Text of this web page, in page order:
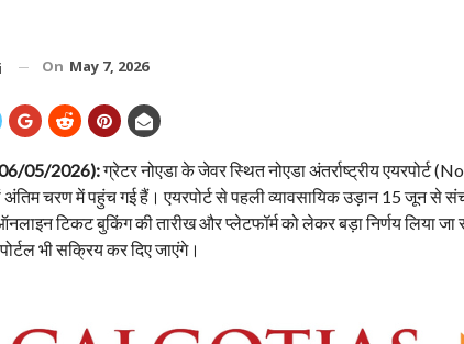
On May 7, 2026
05/2026):ग्रेटर नोएडा के जेवर स्थित नोएडा अंतर्राष्ट्रीय
अंतिम चरण में पहुंच गई हैं। एयरपोर्ट से पहली व्यावसायिक उड़ान 15 जून से
टिकट बुकिंग की तारीख और प्लेटफॉर्म को लेकर बड़ा निर्णय लिया जा
भी सक्रिय कर दिए जाएंगे।